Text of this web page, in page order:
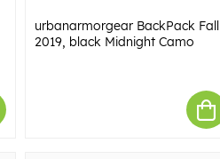
urbanarmorgear BackPack Fall
2019, black Midnight Camo